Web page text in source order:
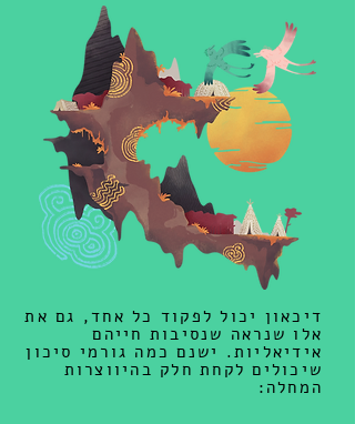
דיכאון יכול לפקוד כל אחד, גם את
אלו שנראה שנסיבות חייהם
אידיאליות. ישנם כמה גורמי סיכון
שיכולים לקחת חלק בהיווצרות
המחלה: